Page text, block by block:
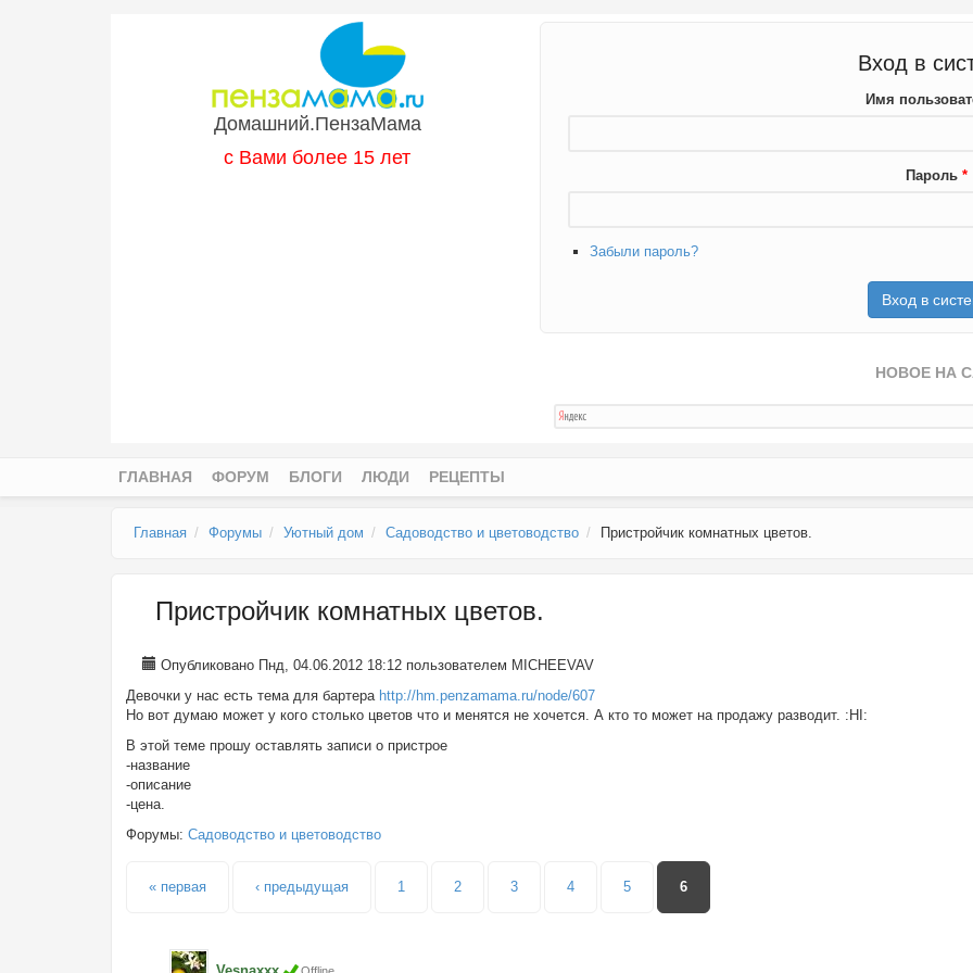
Домашний.ПензаМама
с Вами более 15 лет
Вход в
Имя
Пароль *
Забыли пароль?
НОВОЕ НА
ГЛАВНАЯ ФОРУМ БЛОГИ ЛЮДИ РЕЦЕПТЫ
Главная Форумы Уютный дом Садоводство и цветоводство Пристройчик комнатных цветов.
Пристройчик комнатных цветов.
Опубликовано Пнд, 04.06.2012 18:12 пользователем MICHEEVAV
Девочки у нас есть тема для бартера http://hm.penzamama.ru/node/607
Но вот думаю может у кого столько цветов что и менятся не хочется. А кто то может на продажу разводит. :HI:
В этой теме прошу оставлять записи о пристрое
-название
-описание
-цена.
Форумы: Садоводство и цветоводство
Страницы
« первая ‹ предыдущая 1 2 3 4 5 6